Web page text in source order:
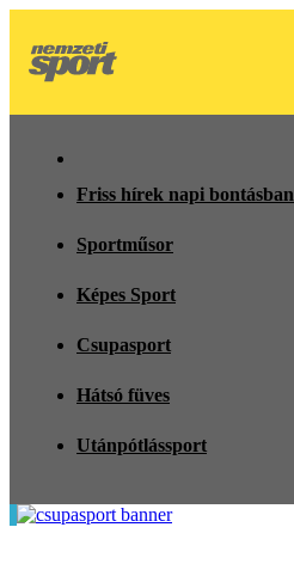
Friss hírek napi bontásban
Sportműsor
Képes Sport
Csupasport
Hátsó füves
Utánpótlássport